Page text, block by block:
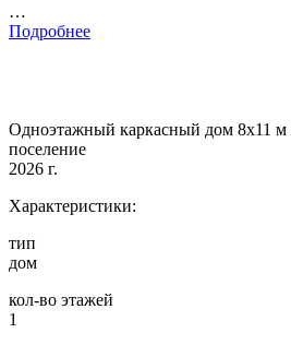
…
Подробнее
Одноэтажный каркасный дом 8х11 м
поселение
2026 г.
Характеристики:
тип
дом
кол-во этажей
1